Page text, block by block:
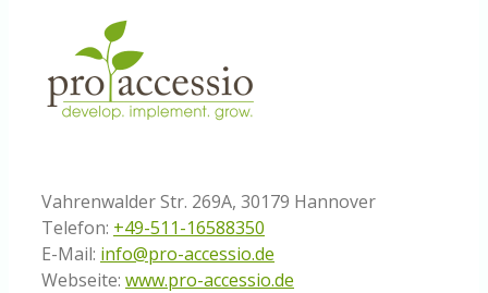
Vahrenwalder Str. 269A, 30179 Hannover
Telefon: +49-511-16588350
E-Mail: info@pro-accessio.de
Webseite: www.pro-accessio.de